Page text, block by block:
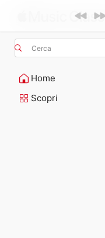
Cerca
Home
Scopri